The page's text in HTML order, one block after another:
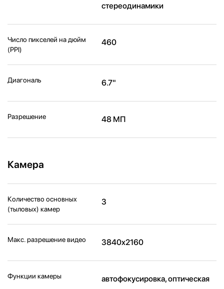
стереодинамики
Число пикселей на дюйм
(PPI)
460
Диагональ 6.7"
Разрешение 48 МП
Камера
Количество основных
(тыловых) камер
3
Макс. разрешение видео 3840x2160
Функции камеры
автофокусировка, оптическая